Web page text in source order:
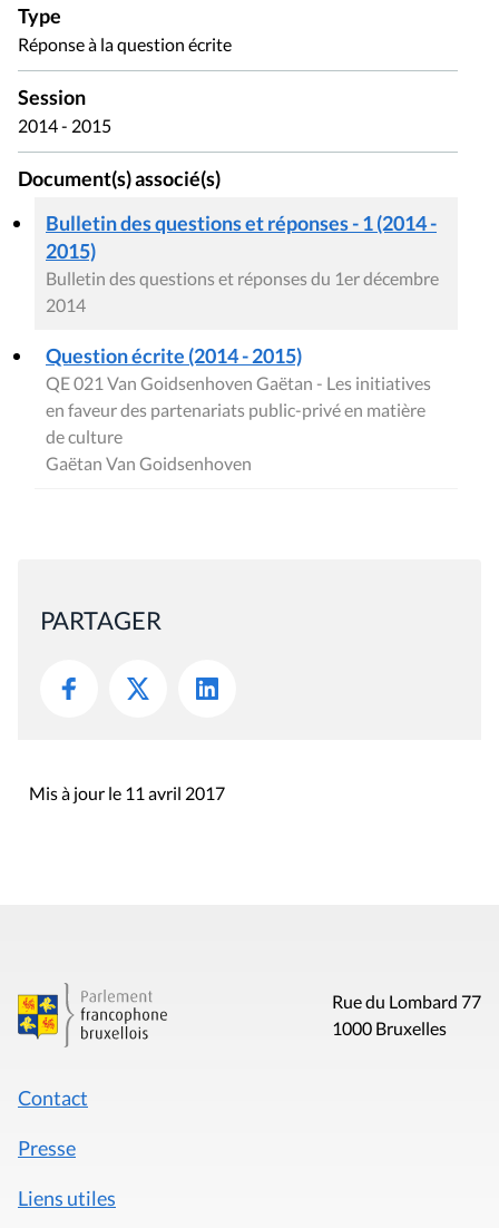
Type
Réponse à la question écrite
Session
2014 - 2015
Document(s) associé(s)
Bulletin des questions et réponses - 1 (2014 -
2015)
Bulletin des questions et réponses du 1er décembre
2014
Question écrite (2014 - 2015)
QE 021 Van Goidsenhoven Gaëtan - Les initiatives
en faveur des partenariats public-privé en matière
de culture
Gaëtan Van Goidsenhoven
PARTAGER
Mis à jour le 11 avril 2017
Rue du Lombard 77
1000 Bruxelles
Contact
Presse
Liens utiles